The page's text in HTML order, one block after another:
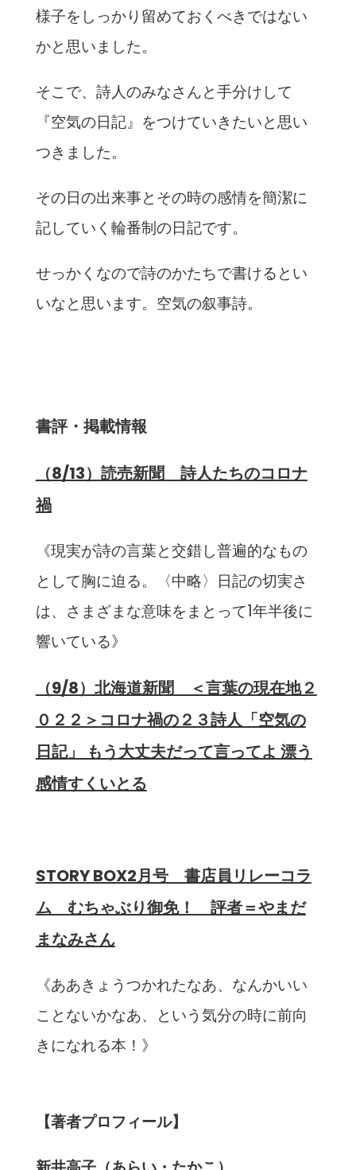
様子をしっかり留めておくべきではない
かと思いました。
そこで、詩人のみなさんと手分けして
『空気の日記』をつけていきたいと思い
つきました。
その日の出来事とその時の感情を簡潔に
記していく輪番制の日記です。
せっかくなので詩のかたちで書けるとい
いなと思います。空気の叙事詩。
書評・掲載情報
（8/13）読売新聞 詩人たちのコロナ
禍
《現実が詩の言葉と交錯し普遍的なもの
として胸に迫る。〈中略〉日記の切実さ
は、さまざまな意味をまとって1年半後に
響いている》
（9/8）北海道新聞 ＜言葉の現在地２
０２２＞コロナ禍の２３詩人「空気の
日記」 もう大丈夫だって言ってよ 漂う
感情すくいとる
STORY BOX2月号 書店員リレーコラ
ム むちゃぶり御免！ 評者＝やまだ
まなみさん
《ああきょうつかれたなあ、なんかいい
ことないかなあ、という気分の時に前向
きになれる本！》
【著者プロフィール】